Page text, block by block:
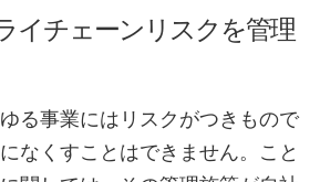
イチェーンリスクを管理
る事業にはリスクがつきもので
なくすことはできません。こと